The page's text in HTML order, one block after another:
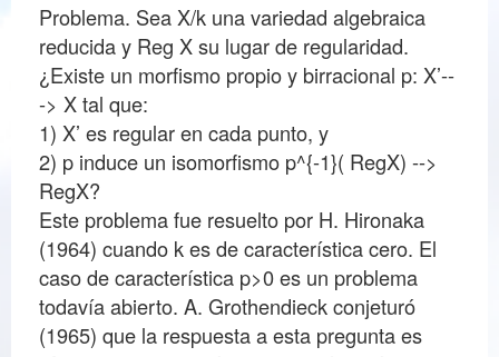
Problema. Sea X/k una variedad algebraica
reducida y Reg X su lugar de regularidad.
¿Existe un morfismo propio y birracional p: X’--
-> X tal que:
1) X’ es regular en cada punto, y
2) p induce un isomorfismo p^{-1}( RegX) -->
RegX?
Este problema fue resuelto por H. Hironaka
(1964) cuando k es de característica cero. El
caso de característica p>0 es un problema
todavía abierto. A. Grothendieck conjeturó
(1965) que la respuesta a esta pregunta es